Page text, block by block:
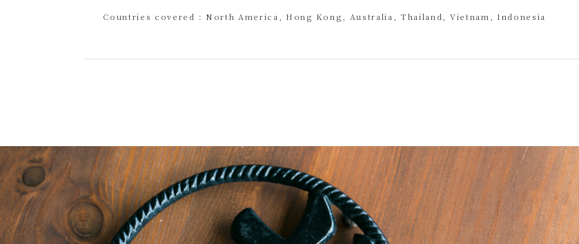
Countries covered : North America, Hong Kong, Australia, Thailand, Vietnam, Indonesia